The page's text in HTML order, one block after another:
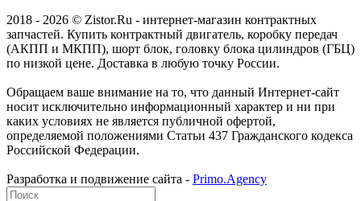
2018 - 2026 © Zistor.Ru - интернет-магазин контрактных
запчастей. Купить контрактный двигатель, коробку передач
(АКПП и МКПП), шорт блок, головку блока цилиндров (ГБЦ)
по низкой цене. Доставка в любую точку России.
Обращаем ваше внимание на то, что данный Интернет-сайт
носит исключительно информационный характер и ни при
каких условиях не является публичной офертой,
определяемой положениями Статьи 437 Гражданского кодекса
Российской Федерации.
Разработка и подвижение сайта - Primo.Agency